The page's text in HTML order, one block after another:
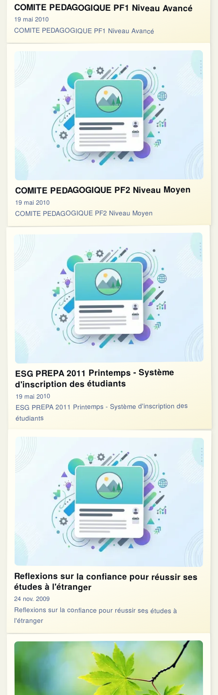
COMITE PEDAGOGIQUE PF1 Niveau Avancé
19 mai 2010
COMITE PEDAGOGIQUE PF1 Niveau Avancé
COMITE PEDAGOGIQUE PF2 Niveau Moyen
19 mai 2010
COMITE PEDAGOGIQUE PF2 Niveau Moyen
ESG PREPA 2011 Printemps - Système
d'inscription des étudiants
19 mai 2010
ESG PREPA 2011 Printemps - Système d'inscription des
étudiants
Reflexions sur la confiance pour réussir ses
études à l'étranger
24 nov. 2009
Reflexions sur la confiance pour réussir ses études à
l'étranger